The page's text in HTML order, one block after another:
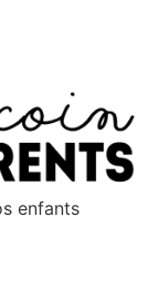
enfants